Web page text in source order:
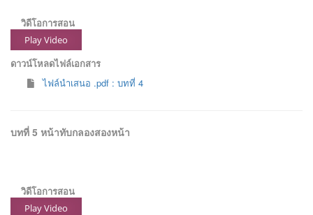
วิดีโอการสอน
Play Video
ดาวน์โหลดไฟล์เอกสาร
ไฟล์นำเสนอ .pdf : บทที่ 4
บทที่ 5 หน้าทับกลองสองหน้า
วิดีโอการสอน
Play Video